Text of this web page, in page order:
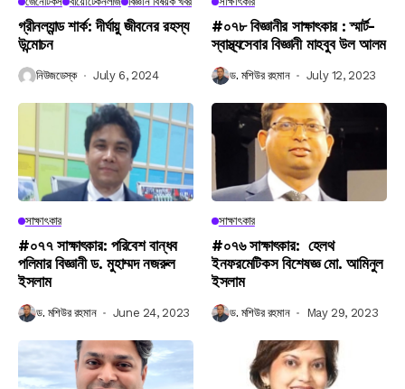
গ্রীনল্যান্ড শার্ক: দীর্ঘায়ু জীবনের রহস্য
উন্মোচন
নিউজডেস্ক July 6, 2024
#০৭৮ বিজ্ঞানীর সাক্ষাৎকার : স্মার্ট-
স্বাস্থ্যসেবার বিজ্ঞানী মাহবুব উল আলম
ড. মশিউর রহমান July 12, 2023
সাক্ষাৎকার
#০৭৭ সাক্ষাৎকার: পরিবেশ বান্ধব
পলিমার বিজ্ঞানী ড. মুহাম্মদ নজরুল
ইসলাম
ড. মশিউর রহমান June 24, 2023
সাক্ষাৎকার
#০৭৬ সাক্ষাৎকার: হেলথ
ইনফরমেটিকস বিশেষজ্ঞ মো. আমিনুল
ইসলাম
ড. মশিউর রহমান May 29, 2023